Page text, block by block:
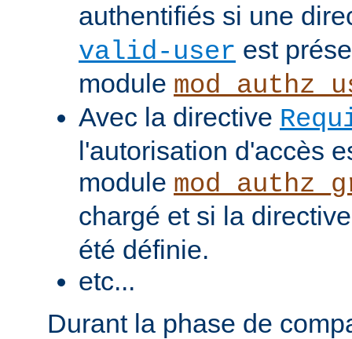
authentifiés si une
valid-user est
module
Avec la directive
l'autorisation d'accès
module
chargé et si la
été définie.
etc...
Durant la phase de